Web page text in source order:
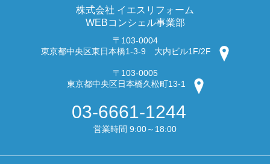
株式会社 イエスリフォーム
WEBコンシェル事業部
〒103-0004
東京都中央区東日本橋1-3-9 大内ビル1F/2F
〒103-0005
東京都中央区日本橋久松町13-1
03-6661-1244
営業時間 9:00～18:00